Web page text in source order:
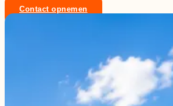
Contact opnemen